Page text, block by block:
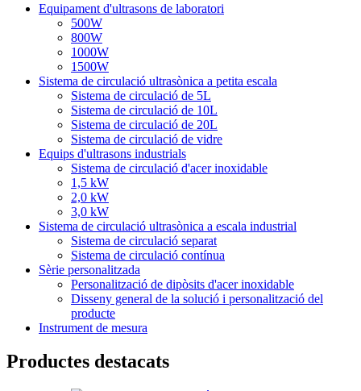
Equipament d'ultrasons de laboratori
500W
800W
1000W
1500W
Sistema de circulació ultrasònica a petita escala
Sistema de circulació de 5L
Sistema de circulació de 10L
Sistema de circulació de 20L
Sistema de circulació de vidre
Equips d'ultrasons industrials
Sistema de circulació d'acer inoxidable
1,5 kW
2,0 kW
3,0 kW
Sistema de circulació ultrasònica a escala industrial
Sistema de circulació separat
Sistema de circulació contínua
Sèrie personalitzada
Personalització de dipòsits d'acer inoxidable
Disseny general de la solució i personalització del
producte
Instrument de mesura
Productes destacats